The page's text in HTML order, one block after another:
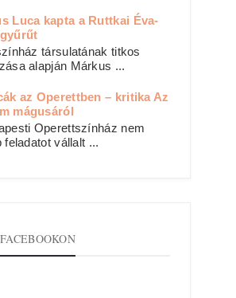
Luca kapta a Ruttkai Éva-
társulatának titkos
alapján Márkus ...
az Operettben – kritika Az
mágusáról
Operettszínház nem
feladatot vállalt ...